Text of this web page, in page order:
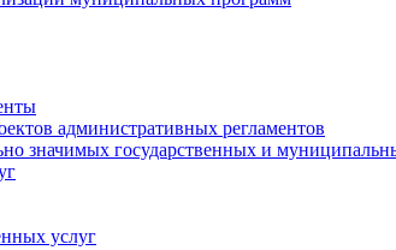
административных регламентов
значимых государственных и
услуг